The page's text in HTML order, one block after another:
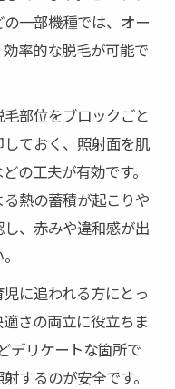
一部機種では、オー
率的な脱毛が可能で
部位をブロックごと
ておく、照射面を肌
の工夫が有効です。
熱の蓄積が起こりや
、赤みや違和感が出
に追われる方にとっ
さの両立に役立ちま
デリケートな箇所で
するのが安全です。